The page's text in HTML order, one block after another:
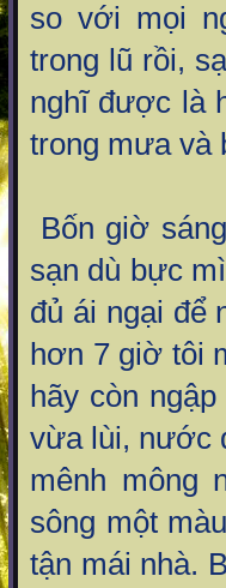
so với mọi
trong lũ rồi,
nghĩ được là
trong mưa và
Bốn giờ
sạn dù bực
đủ ái ngại để
hơn 7 giờ tôi
hãy còn
vừa lùi, nước
mênh mông
sông một
tận mái nhà.